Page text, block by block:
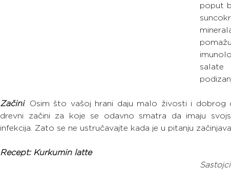
poput
Začini. Osim što vašoj hrani daju malo živosti i dobrog
drevni začini za koje se odavno smatra da imaju
infekcija. Zato se ne ustručavajte kada je u pitanju
Recept: Kurkumin latte